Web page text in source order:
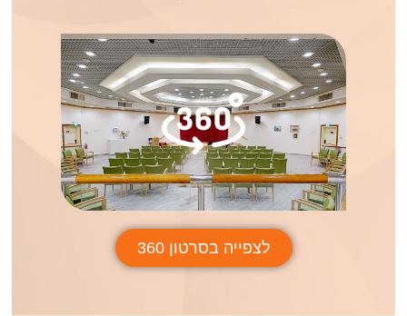
לצפייה בסרטון 360